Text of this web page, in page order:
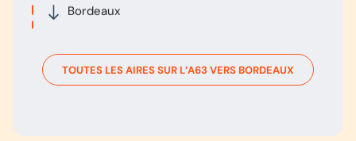
Bordeaux
TOUTES LES AIRES SUR L’A63 VERS BORDEAUX